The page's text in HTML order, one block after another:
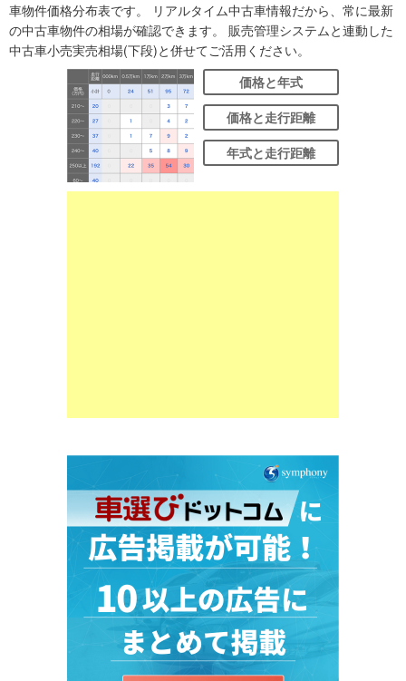
車物件価格分布表です。 リアルタイム中古車情報だから、常に最新
の中古車物件の相場が確認できます。 販売管理システムと連動した
中古車小売実売相場(下段)と併せてご活用ください。
価格と年式
価格と走行距離
年式と走行距離